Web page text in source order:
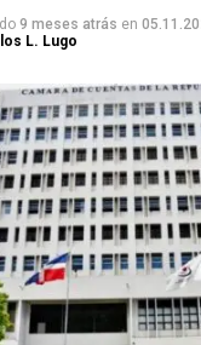
9 meses atrás en
L. Lugo